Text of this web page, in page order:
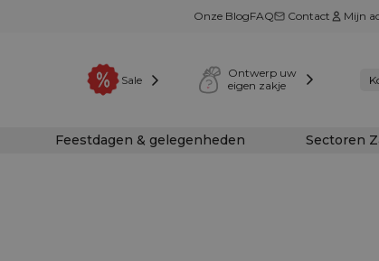
Onze BlogFAQ Contact Mijn
Sale
Ontwerp uw
eigen zakje
Feestdagen & gelegenheden Sectoren